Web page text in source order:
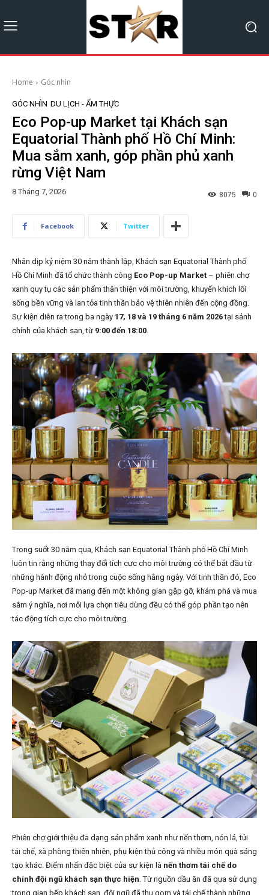
Home Góc nhìn
GÓC NHÌN DU LỊCH - ẨM THỰC
Eco Pop-up Market tại Khách sạn
Equatorial Thành phố Hồ Chí Minh:
Mua sắm xanh, góp phần phủ xanh
rừng Việt Nam
8 Tháng 7, 2026 0
8075
Facebook Twitter
Nhân dịp kỷ niệm 30 năm thành lập, Khách sạn Equatorial Thành phố
Hồ Chí Minh đã tổ chức thành công Eco Pop-up Market – phiên chợ
xanh quy tụ các sản phẩm thân thiện với môi trường, khuyến khích lối
sống bền vững và lan tỏa tinh thần bảo vệ thiên nhiên đến cộng đồng.
Sự kiện diễn ra trong ba ngày 17, 18 và 19 tháng 6 năm 2026tại sảnh
chính của khách sạn, từ 9:00 đến 18:00.
Trong suốt 30 năm qua, Khách sạn Equatorial Thành phố Hồ Chí Minh
luôn tin rằng những thay đổi tích cực cho môi trường có thể bắt đầu từ
những hành động nhỏ trong cuộc sống hằng ngày. Với tinh thần đó, Eco
Pop-up Market đã mang đến một không gian gặp gỡ, khám phá và mua
sắm ý nghĩa, nơi mỗi lựa chọn tiêu dùng đều có thể góp phần tạo nên
tác động tích cực cho môi trường.
Phiên chợ giới thiệu đa dạng sản phẩm xanh như nến thơm, nón lá, túi
tái chế, xà phòng thiên nhiên, phụ kiện thủ công và nhiều món quà sáng
tạo khác. Điểm nhấn đặc biệt của sự kiện là nến thơm tái chế do
chính đội ngũ khách sạn thực hiện. Từ nguồn dầu ăn đã qua sử dụng
trong gian bếp khách sạn, đội ngũ đã thu gom và tái chế thành những